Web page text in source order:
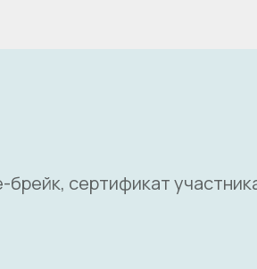
сертификат